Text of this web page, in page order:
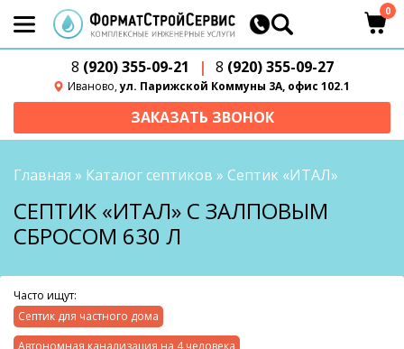
8 (920) 355-09-21 | 8 (920) 355-09-27
Иваново,ул. Парижской Коммуны 3А, офис 102.1
0
ЗАКАЗАТЬ ЗВОНОК
Главная » Каталог септиков » Септик «ИТАЛ»
СЕПТИК «ИТАЛ» С ЗАЛПОВЫМ
СБРОСОМ 630 Л
Часто ищут:
Септик для частного дома
Автономная канализация на 4 человека